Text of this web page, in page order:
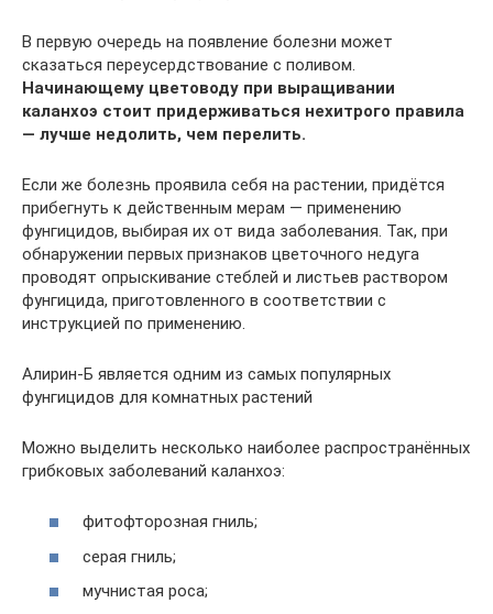
В первую очередь на появление болезни может
сказаться переусердствование с поливом.
Начинающему цветоводу при выращивании
каланхоэ стоит придерживаться нехитрого правила
— лучше недолить, чем перелить.
Если же болезнь проявила себя на растении, придётся
прибегнуть к действенным мерам — применению
фунгицидов, выбирая их от вида заболевания. Так, при
обнаружении первых признаков цветочного недуга
проводят опрыскивание стеблей и листьев раствором
фунгицида, приготовленного в соответствии с
инструкцией по применению.
Алирин-Б является одним из самых популярных
фунгицидов для комнатных растений
Можно выделить несколько наиболее распространённых
грибковых заболеваний каланхоэ:
фитофторозная гниль;
серая гниль;
мучнистая роса;